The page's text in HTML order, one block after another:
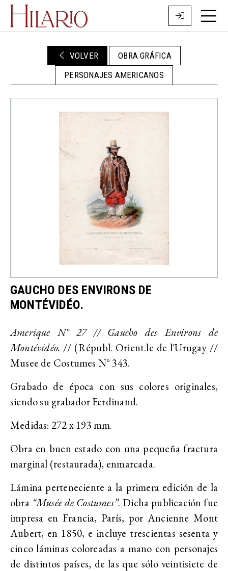
VOLVER
OBRA GRÁFICA
PERSONAJES AMERICANOS
GAUCHO DES ENVIRONS DE
MONTÉVIDÉO.
Amerique N° 27 // Gaucho des Environs de
Montévidéo. // (Républ. Orient.le de l´Urugay //
Musee de Costumes N° 343.
Grabado de época con sus colores originales,
siendo su grabador Ferdinand.
Medidas: 272 x 193 mm.
Obra en buen estado con una pequeña fractura
marginal (restaurada), enmarcada.
Lámina perteneciente a la primera edición de la
obra “Musée de Costumes”. Dicha publicación fue
impresa en Francia, París, por Ancienne Mont
Aubert, en 1850, e incluye trescientas sesenta y
cinco láminas coloreadas a mano con personajes
de distintos países, de las que sólo veintisiete de